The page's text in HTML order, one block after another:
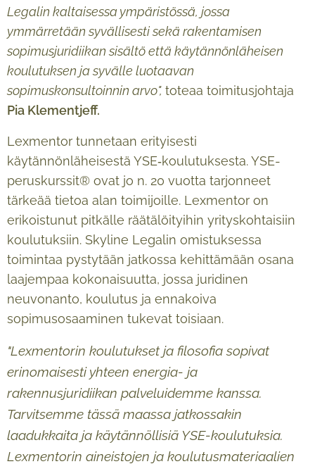
Legalin kaltaisessa ympäristössä, jossa
ymmärretään syvällisesti sekä rakentamisen
sopimusjuridiikan sisältö että käytännönläheisen
koulutuksen ja syvälle luotaavan
sopimuskonsultoinnin arvo", toteaa toimitusjohtaja
Pia Klementjeff.
Lexmentor tunnetaan erityisesti
käytännönläheisestä YSE‑koulutuksesta. YSE-
peruskurssit® ovat jo n. 20 vuotta tarjonneet
tärkeää tietoa alan toimijoille. Lexmentor on
erikoistunut pitkälle räätälöityihin yrityskohtaisiin
koulutuksiin. Skyline Legalin omistuksessa
toimintaa pystytään jatkossa kehittämään osana
laajempaa kokonaisuutta, jossa juridinen
neuvonanto, koulutus ja ennakoiva
sopimusosaaminen tukevat toisiaan.
"Lexmentorin koulutukset ja filosofia sopivat
erinomaisesti yhteen energia- ja
rakennusjuridiikan palveluidemme kanssa.
Tarvitsemme tässä maassa jatkossakin
laadukkaita ja käytännöllisiä YSE-koulutuksia.
Lexmentorin aineistojen ja koulutusmateriaalien